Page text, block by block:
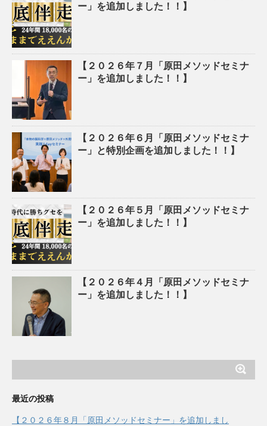
ー」を追加しました！！】
【２０２６年７月「原田メソッドセミナ
ー」を追加しました！！】
【２０２６年６月「原田メソッドセミナ
ー」と特別企画を追加しました！！】
【２０２６年５月「原田メソッドセミナ
ー」を追加しました！！】
【２０２６年４月「原田メソッドセミナ
ー」を追加しました！！】
最近の投稿
【２０２６年８月「原田メソッドセミナー」を追加しまし